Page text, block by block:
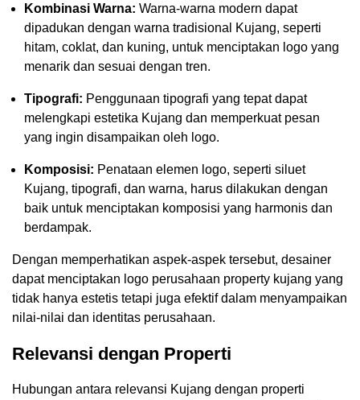
Kombinasi Warna: Warna-warna modern dapat
dipadukan dengan warna tradisional Kujang, seperti
hitam, coklat, dan kuning, untuk menciptakan logo yang
menarik dan sesuai dengan tren.
Tipografi: Penggunaan tipografi yang tepat dapat
melengkapi estetika Kujang dan memperkuat pesan
yang ingin disampaikan oleh logo.
Komposisi: Penataan elemen logo, seperti siluet
Kujang, tipografi, dan warna, harus dilakukan dengan
baik untuk menciptakan komposisi yang harmonis dan
berdampak.
Dengan memperhatikan aspek-aspek tersebut, desainer
dapat menciptakan logo perusahaan property kujang yang
tidak hanya estetis tetapi juga efektif dalam menyampaikan
nilai-nilai dan identitas perusahaan.
Relevansi dengan Properti
Hubungan antara relevansi Kujang dengan properti